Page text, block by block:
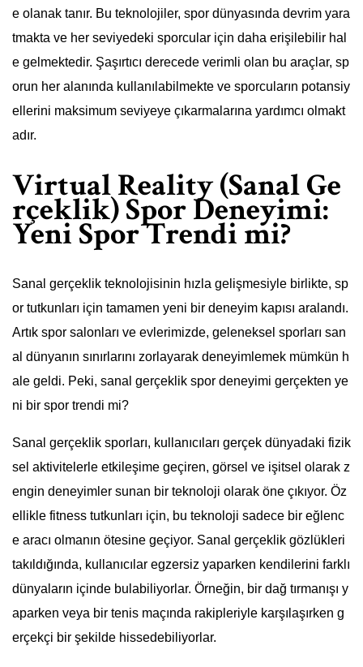
e olanak tanır. Bu teknolojiler, spor dünyasında devrim yara
tmakta ve her seviyedeki sporcular için daha erişilebilir hal
e gelmektedir. Şaşırtıcı derecede verimli olan bu araçlar, sp
orun her alanında kullanılabilmekte ve sporcuların potansiy
ellerini maksimum seviyeye çıkarmalarına yardımcı olmakt
adır.
Virtual Reality (Sanal Ge
rçeklik) Spor Deneyimi:
Yeni Spor Trendi mi?
Sanal gerçeklik teknolojisinin hızla gelişmesiyle birlikte, sp
or tutkunları için tamamen yeni bir deneyim kapısı aralandı.
Artık spor salonları ve evlerimizde, geleneksel sporları san
al dünyanın sınırlarını zorlayarak deneyimlemek mümkün h
ale geldi. Peki, sanal gerçeklik spor deneyimi gerçekten ye
ni bir spor trendi mi?
Sanal gerçeklik sporları, kullanıcıları gerçek dünyadaki fizik
sel aktivitelerle etkileşime geçiren, görsel ve işitsel olarak z
engin deneyimler sunan bir teknoloji olarak öne çıkıyor. Öz
ellikle fitness tutkunları için, bu teknoloji sadece bir eğlenc
e aracı olmanın ötesine geçiyor. Sanal gerçeklik gözlükleri
takıldığında, kullanıcılar egzersiz yaparken kendilerini farklı
dünyaların içinde bulabiliyorlar. Örneğin, bir dağ tırmanışı y
aparken veya bir tenis maçında rakipleriyle karşılaşırken g
erçekçi bir şekilde hissedebiliyorlar.